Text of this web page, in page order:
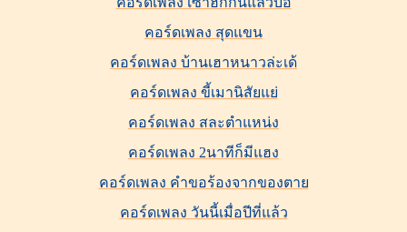
คอร์ดเพลง สุดแขน
คอร์ดเพลง บ้านเฮาหนาวล่ะเด้
คอร์ดเพลง ขี้เมานิสัยแย่
คอร์ดเพลง สละตำแหน่ง
คอร์ดเพลง 2นาทีก็มีแฮง
คอร์ดเพลง คำขอร้องจากของตาย
คอร์ดเพลง วันนี้เมื่อปีที่แล้ว